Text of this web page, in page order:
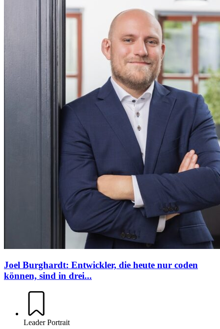
Joel Burghardt: Entwickler, die heute nur coden
können, sind in drei...
Leader Portrait